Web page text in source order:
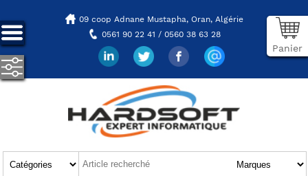
09 coop Adnane Mustapha, Oran, Algérie
0561 90 22 41 / 0560 38 63 28
Panier